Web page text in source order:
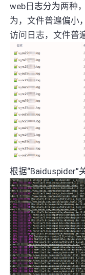
web日志分为两种
为，文件普遍偏小
访问日志，文件普
根据“Baiduspider”